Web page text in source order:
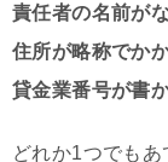
責任者の名前が
住所が略称でか
貸金業番号が書
どれか1つでも